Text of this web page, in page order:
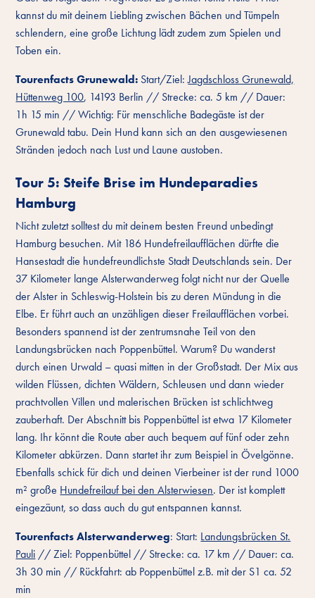
kannst du mit deinem Liebling zwischen Bächen und Tümpeln
schlendern, eine große Lichtung lädt zudem zum Spielen und
Toben ein.
Tourenfacts Grunewald: Start/Ziel:Jagdschloss Grunewald,
Hüttenweg 100, 14193 Berlin // Strecke: ca. 5 km // Dauer:
1h 15 min // Wichtig: Für menschliche Badegäste ist der
Grunewald tabu. Dein Hund kann sich an den ausgewiesenen
Stränden jedoch nach Lust und Laune austoben.
Tour 5: Steife Brise im Hundeparadies
Hamburg
Nicht zuletzt solltest du mit deinem besten Freund unbedingt
Hamburg besuchen. Mit 186 Hundefreilaufflächen dürfte die
Hansestadt die hundefreundlichste Stadt Deutschlands sein. Der
37 Kilometer lange Alsterwanderweg folgt nicht nur der Quelle
der Alster in Schleswig-Holstein bis zu deren Mündung in die
Elbe. Er führt auch an unzähligen dieser Freilaufflächen vorbei.
Besonders spannend ist der zentrumsnahe Teil von den
Landungsbrücken nach Poppenbüttel. Warum? Du wanderst
durch einen Urwald – quasi mitten in der Großstadt. Der Mix aus
wilden Flüssen, dichten Wäldern, Schleusen und dann wieder
prachtvollen Villen und malerischen Brücken ist schlichtweg
zauberhaft. Der Abschnitt bis Poppenbüttel ist etwa 17 Kilometer
lang. Ihr könnt die Route aber auch bequem auf fünf oder zehn
Kilometer abkürzen. Dann startet ihr zum Beispiel in Övelgönne.
Ebenfalls schick für dich und deinen Vierbeiner ist der rund 1000
m² große Hundefreilauf bei den Alsterwiesen. Der ist komplett
eingezäunt, so dass auch du gut entspannen kannst.
Tourenfacts Alsterwanderweg: Start: Landungsbrücken St.
Pauli // Ziel: Poppenbüttel // Strecke: ca. 17 km // Dauer: ca.
3h 30 min // Rückfahrt: ab Poppenbüttel z.B. mit der S1 ca. 52
min